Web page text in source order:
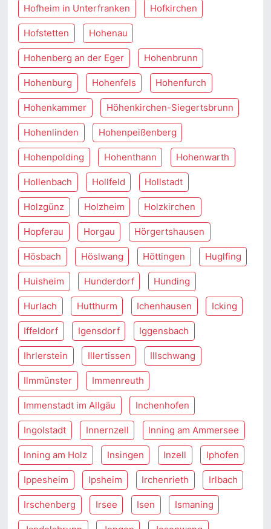
Hofheim in Unterfranken Hofkirchen
Hofstetten Hohenau
Hohenberg an der Eger Hohenbrunn
Hohenburg Hohenfels Hohenfurch
Hohenkammer Höhenkirchen-Siegertsbrunn
Hohenlinden Hohenpeißenberg
Hohenpolding Hohenthann Hohenwarth
Hollenbach Hollfeld Hollstadt
Holzgünz Holzheim Holzkirchen
Hopferau Horgau Hörgertshausen
Hösbach Höslwang Höttingen Huglfing
Huisheim Hunderdorf Hunding
Hurlach Hutthurm Ichenhausen Icking
Iffeldorf Igensdorf Iggensbach
Ihrlerstein Illertissen Illschwang
Ilmmünster Immenreuth
Immenstadt im Allgäu Inchenhofen
Ingolstadt Innernzell Inning am Ammersee
Inning am Holz Insingen Inzell Iphofen
Ippesheim Ipsheim Irchenrieth Irlbach
Irschenberg Irsee Isen Ismaning